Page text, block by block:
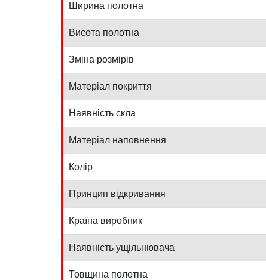
Ширина полотна
Висота полотна
Зміна розмірів
Матеріал покриття
Наявність скла
Матеріал наповнення
Колір
Принцип відкривання
Країна виробник
Наявність ущільнювача
Товщина полотна